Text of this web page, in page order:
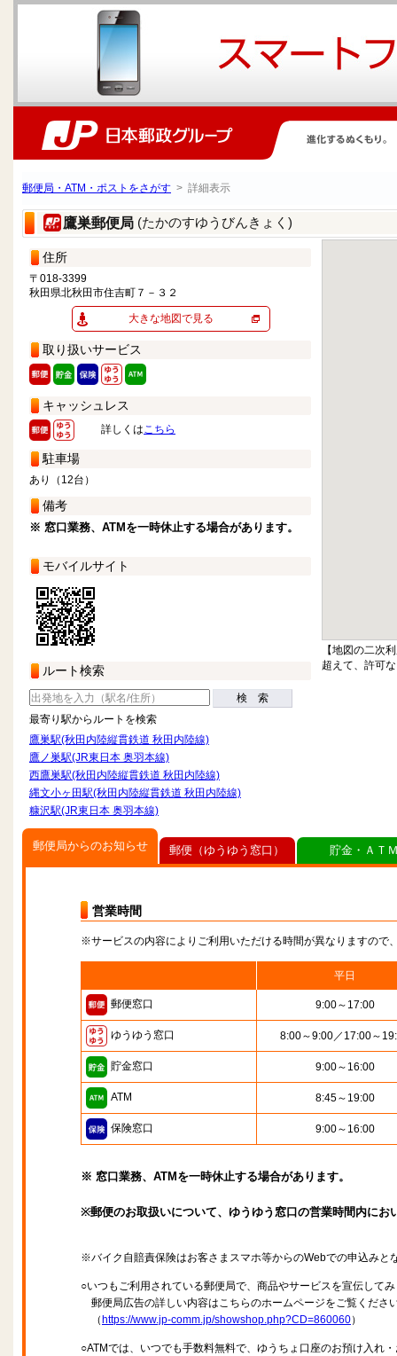
郵便局・ATM・ポストをさがす > 詳細表示
鷹巣郵便局 (たかのすゆうびんきょく)
住所
〒018-3399
秋田県北秋田市住吉町７－３２
大きな地図で見る
取り扱いサービス
キャッシュレス
詳しくはこちら
駐車場
あり（12台）
備考
※ 窓口業務、ATMを一時休止する場合があります。
モバイルサイト
ルート検索
検 索
最寄り駅からルートを検索
鷹巣駅(秋田内陸縦貫鉄道 秋田内陸線)
鷹ノ巣駅(JR東日本 奥羽本線)
西鷹巣駅(秋田内陸縦貫鉄道 秋田内陸線)
縄文小ヶ田駅(秋田内陸縦貫鉄道 秋田内陸線)
糠沢駅(JR東日本 奥羽本線)
【地図の二次
超えて、許可
郵便局からのお知らせ
営業時間
※サービスの内容によりご利用いただける時間が異なりますので
平日
郵便窓口 9:00～17:00
ゆうゆう窓口 8:00～9:00／17:00～
貯金窓口 9:00～16:00
ATM 8:45～19:00
保険窓口 9:00～16:00
※ 窓口業務、ATMを一時休止する場合があります。
※郵便のお取扱いについて、ゆうゆう窓口の営業時間内に
※バイク自賠責保険はお客さまスマホ等からのWebでの申込みと
○いつもご利用されている郵便局で、商品やサービスを宣伝して
郵便局広告の詳しい内容はこちらのホームページをご覧くださ
（ https://www.jp-comm.jp/showshop.php?CD=860060）
○ATMでは、いつでも手数料無料で、ゆうちょ口座のお預け入れ
郵便（ゆうゆう窓口） 貯金・ＡＴ